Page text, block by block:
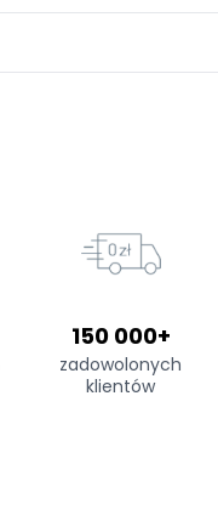
150 000+
zadowolonych
klientów